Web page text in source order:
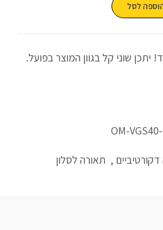
לסל
שוני קל בגוון המוצר בפועל.
OM-
, תאורה לסלון